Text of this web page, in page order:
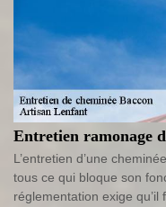
Entretien ramonage
L’entretien d’une
tous ce qui bloque son
réglementation exige